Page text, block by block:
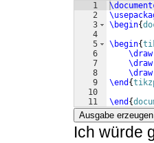
1
2
3
4
5
6
7
8
9
10
11
\begin{
\begin{
\draw[
\draw[
\draw[
\end {
\end {
Ausgabe erzeugen
Ich würde